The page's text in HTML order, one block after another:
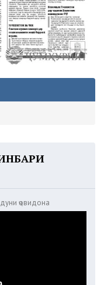
ҷовидона